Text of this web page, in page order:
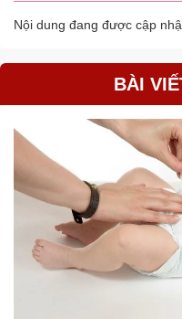
Nội dung đang được cập
BÀI